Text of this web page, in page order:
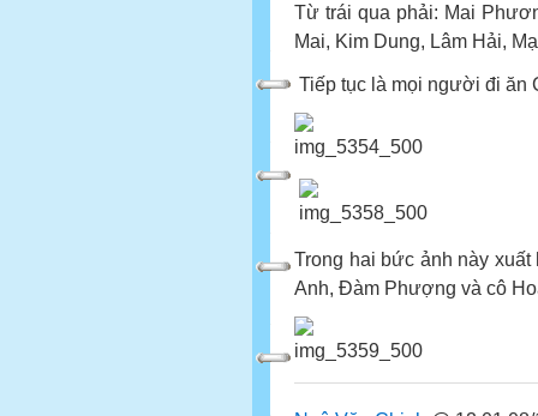
Từ trái qua phải: Mai
Mai, Kim Dung, Lâm Hải,
Tiếp tục là mọi người đi ăn
Trong hai bức ảnh này
Anh, Đàm Phượng và cô